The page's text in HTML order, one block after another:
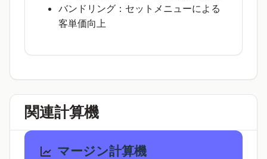
バンドリング：セットメニューによる
客単価向上
関連計算機
マージン計算機